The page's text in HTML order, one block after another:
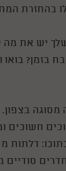
בהחזרת
יש את מה
בזמן? בואו
בצפון.
חשוכים
סודיים